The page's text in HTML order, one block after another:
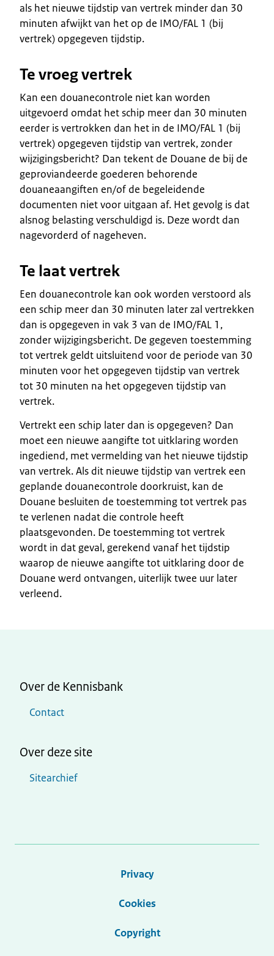
als het nieuwe tijdstip van vertrek minder dan 30
minuten afwijkt van het op de IMO/FAL 1 (bij
vertrek) opgegeven tijdstip.
Te vroeg vertrek
Kan een douanecontrole niet kan worden
uitgevoerd omdat het schip meer dan 30 minuten
eerder is vertrokken dan het in de IMO/FAL 1 (bij
vertrek) opgegeven tijdstip van vertrek, zonder
wijzigingsbericht? Dan tekent de Douane de bij de
geproviandeerde goederen behorende
douaneaangiften en/of de begeleidende
documenten niet voor uitgaan af. Het gevolg is dat
alsnog belasting verschuldigd is. Deze wordt dan
nagevorderd of nageheven.
Te laat vertrek
Een douanecontrole kan ook worden verstoord als
een schip meer dan 30 minuten later zal vertrekken
dan is opgegeven in vak 3 van de IMO/FAL 1,
zonder wijzigingsbericht. De gegeven toestemming
tot vertrek geldt uitsluitend voor de periode van 30
minuten voor het opgegeven tijdstip van vertrek
tot 30 minuten na het opgegeven tijdstip van
vertrek.
Vertrekt een schip later dan is opgegeven? Dan
moet een nieuwe aangifte tot uitklaring worden
ingediend, met vermelding van het nieuwe tijdstip
van vertrek. Als dit nieuwe tijdstip van vertrek een
geplande douanecontrole doorkruist, kan de
Douane besluiten de toestemming tot vertrek pas
te verlenen nadat die controle heeft
plaatsgevonden. De toestemming tot vertrek
wordt in dat geval, gerekend vanaf het tijdstip
waarop de nieuwe aangifte tot uitklaring door de
Douane werd ontvangen, uiterlijk twee uur later
verleend.
Over de Kennisbank
Contact
Over deze site
Sitearchief
Privacy
Cookies
Copyright